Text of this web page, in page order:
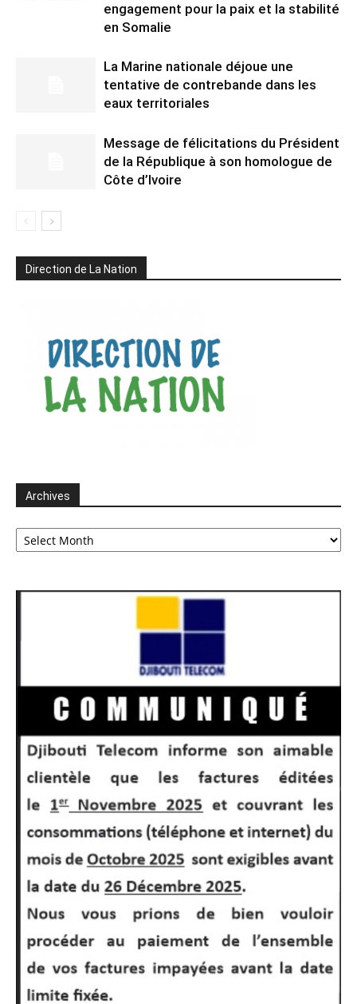
engagement pour la paix et la stabilité
en Somalie
La Marine nationale déjoue une
tentative de contrebande dans les
eaux territoriales
Message de félicitations du Président
de la République à son homologue de
Côte d’Ivoire
Direction de La Nation
Archives
Archives